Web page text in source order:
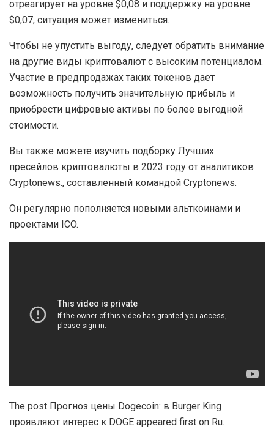
отреагирует на уровне $0,08 и поддержку на уровне
$0,07, ситуация может измениться.
Чтобы не упустить выгоду, следует обратить внимание
на другие виды криптовалют с высоким потенциалом.
Участие в предпродажах таких токенов дает
возможность получить значительную прибыль и
приобрести цифровые активы по более выгодной
стоимости.
Вы также можете изучить подборку Лучших
пресейлов криптовалюты в 2023 году от аналитиков
Cryptonews., составленный командой Cryptonews.
Он регулярно пополняется новыми альткоинами и
проектами ICO.
The post Прогноз цены Dogecoin: в Burger King
проявляют интерес к DOGE appeared first on Ru.